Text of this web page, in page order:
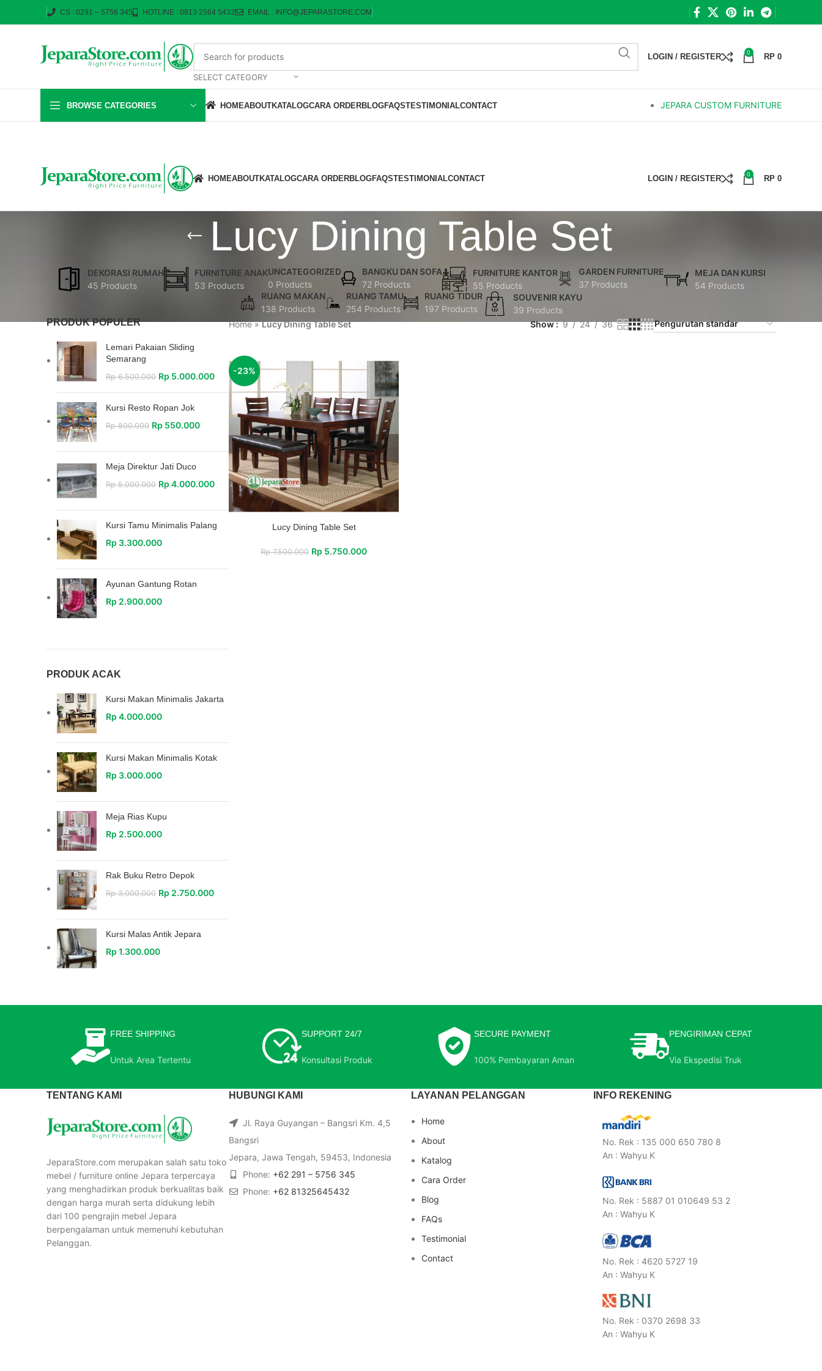
CS : 0291 – 5756 345 HOTLINE : 0813 2564 5432 EMAIL : INFO@JEPARASTORE.COM
SELECT CATEGORY
LOGIN / REGISTER 0 RP 0
BROWSE CATEGORIES HOMEABOUTKATALOGCARA ORDERBLOGFAQSTESTIMONIALCONTACT JEPARA CUSTOM FURNITURE
HOMEABOUTKATALOGCARA ORDERBLOGFAQSTESTIMONIALCONTACT LOGIN / REGISTER 0 RP 0
Lucy Dining Table Set
DEKORASI RUMAH
45 Products
FURNITURE ANAK
53 Products
UNCATEGORIZED
0 Products
BANGKU DAN SOFA
72 Products
FURNITURE KANTOR
55 Products
GARDEN FURNITURE
37 Products
MEJA DAN KURSI
54 Products
RUANG MAKAN
138 Products
RUANG TAMU
254 Products
RUANG TIDUR
197 Products
SOUVENIR KAYU
39 Products
PRODUK POPULER
Lemari Pakaian Sliding
Semarang
Rp6.500.000 Rp 5.000.000
Kursi Resto Ropan Jok
Rp800.000 Rp 550.000
Meja Direktur Jati Duco
Rp5.000.000 Rp 4.000.000
Kursi Tamu Minimalis Palang
Rp 3.300.000
Ayunan Gantung Rotan
Rp 2.900.000
PRODUK ACAK
Kursi Makan Minimalis Jakarta
Rp 4.000.000
Kursi Makan Minimalis Kotak
Rp 3.000.000
Meja Rias Kupu
Rp 2.500.000
Rak Buku Retro Depok
Rp3.000.000 Rp 2.750.000
Kursi Malas Antik Jepara
Rp 1.300.000
Home»Lucy Dining Table Set Show 9 24 36
-23%
Lucy Dining Table Set
Rp7.500.000 Rp 5.750.000
FREE SHIPPING
Untuk Area Tertentu
SUPPORT 24/7
Konsultasi Produk
SECURE PAYMENT
100% Pembayaran Aman
PENGIRIMAN CEPAT
Via Ekspedisi Truk
TENTANG KAMI
JeparaStore.com merupakan salah satu toko
mebel / furniture online Jepara terpercaya
yang menghadirkan produk berkualitas baik
dengan harga murah serta didukung lebih
dari 100 pengrajin mebel Jepara
berpengalaman untuk memenuhi kebutuhan
Pelanggan.
HUBUNGI KAMI
Jl. Raya Guyangan – Bangsri Km. 4,5
Bangsri
Jepara, Jawa Tengah, 59453, Indonesia
Phone: +62 291 – 5756 345
Phone: +62 81325645432
LAYANAN PELANGGAN
Home
About
Katalog
Cara Order
Blog
FAQs
Testimonial
Contact
INFO REKENING
No. Rek : 135 000 650 780 8
An : Wahyu K
No. Rek : 5887 01 010649 53 2
An : Wahyu K
No. Rek : 4620 5727 19
An : Wahyu K
No. Rek : 0370 2698 33
An : Wahyu K